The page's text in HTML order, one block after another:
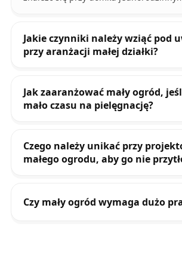
Jakie czynniki należy wziąć pod
przy aranżacji małej działki?
Jak zaaranżować mały ogród,
mało czasu na pielęgnację?
Czego należy unikać przy
małego ogrodu, aby go nie
Czy mały ogród wymaga dużo